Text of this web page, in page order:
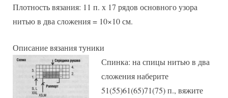
Плотность вязания: 11 п. х 17 рядов основного узора
нитью в два сложения = 10×10 см.
Описание вязания туники
Спинка: на спицы нитью в два
сложения наберите
51(55)61(65)71(75) п., вяжите